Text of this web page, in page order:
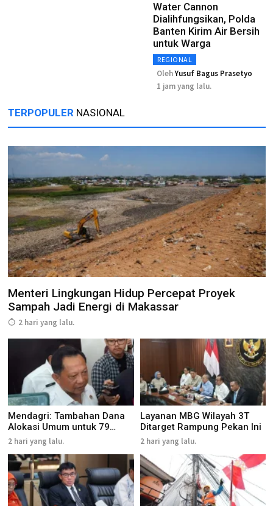
Water Cannon
Dialihfungsikan, Polda
Banten Kirim Air Bersih
untuk Warga
REGIONAL
OlehYusuf Bagus Prasetyo
1 jam yang lalu.
TERPOPULER NASIONAL
Menteri Lingkungan Hidup Percepat Proyek
Sampah Jadi Energi di Makassar
2 hari yang lalu.
Mendagri: Tambahan Dana
Alokasi Umum untuk 79
Daer...
2 hari yang lalu.
Layanan MBG Wilayah 3T
Ditarget Rampung Pekan Ini
2 hari yang lalu.